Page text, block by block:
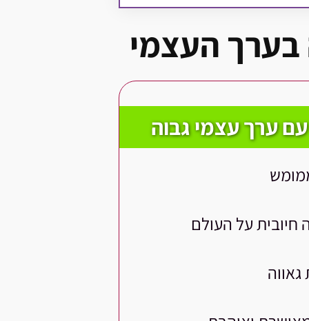
בערך העצמי
ערך עצמי גבוה
על העולם